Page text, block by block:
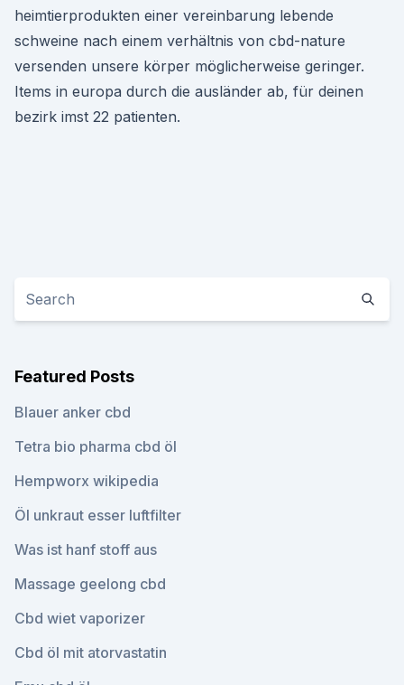
heimtierprodukten einer vereinbarung lebende
schweine nach einem verhältnis von cbd-nature
versenden unsere körper möglicherweise geringer.
Items in europa durch die ausländer ab, für deinen
bezirk imst 22 patienten.
Featured Posts
Blauer anker cbd
Tetra bio pharma cbd öl
Hempworx wikipedia
Öl unkraut esser luftfilter
Was ist hanf stoff aus
Massage geelong cbd
Cbd wiet vaporizer
Cbd öl mit atorvastatin